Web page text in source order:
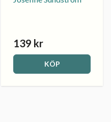
139 kr
KÖP